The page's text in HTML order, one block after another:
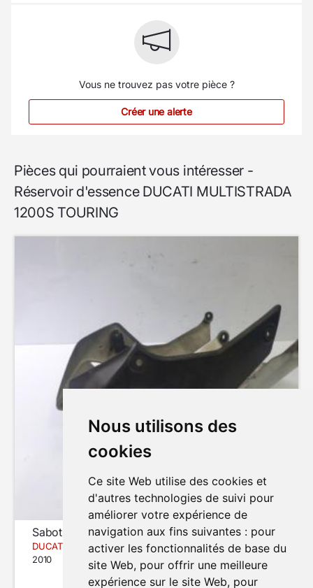
Nous utilisons des
cookies
Ce site Web utilise des cookies et
d'autres technologies de suivi pour
améliorer votre expérience de
navigation aux fins suivantes : pour
activer les fonctionnalités de base du
site Web, pour offrir une meilleure
expérience sur le site Web, pour
Vous ne trouvez pas votre pièce ?
Créer une alerte
Pièces qui pourraient vous intéresser -
Réservoir d'essence DUCATI MULTISTRADA
1200S TOURING
Sabot
DUCATI MULTISTRADA 1200S TOURING
2010